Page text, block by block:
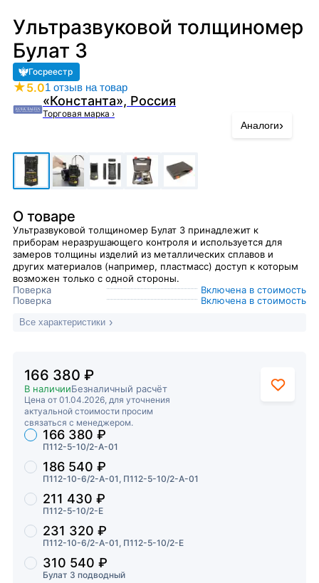
Ультразвуковой толщиномер
Булат 3
Госреестр
★5.01 отзыв на товар
«Константа», Россия
Торговая марка ›
Аналоги›
О товаре
Ультразвуковой толщиномер Булат 3 принадлежит к
приборам неразрушающего контроля и используется для
замеров толщины изделий из металлических сплавов и
других материалов (например, пластмасс) доступ к которым
возможен только с одной стороны.
Поверка
Включена в стоимость
Поверка
Включена в стоимость
Все характеристики
166 380 ₽
В наличииБезналичный расчёт
Цена от 01.04.2026, для уточнения
актуальной стоимости просим
связаться с менеджером.
Торговые предложения
П112-5-10/2-А-01
166 380 ₽
П112-10-6/2-А-01, П112-5-10/2-А-01
186 540 ₽
П112-5-10/2-Е
211 430 ₽
П112-10-6/2-А-01, П112-5-10/2-Е
231 320 ₽
Булат 3 подводный
310 540 ₽